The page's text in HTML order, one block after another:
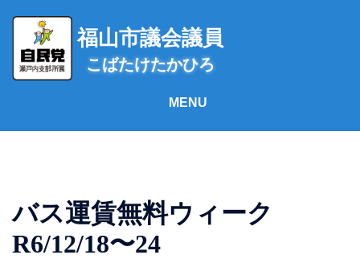
ス
福山市議会議員
こばたけたかひろ
バス運賃無料ウィーク
R6/12/18〜24